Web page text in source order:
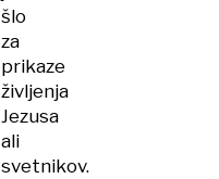
šlo
za
prikaze
življenja
Jezusa
ali
svetnikov.